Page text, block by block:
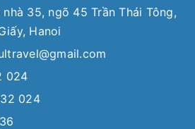
nhà 35, ngõ 45 Trần Thái Tông,
Hanoi
024
024